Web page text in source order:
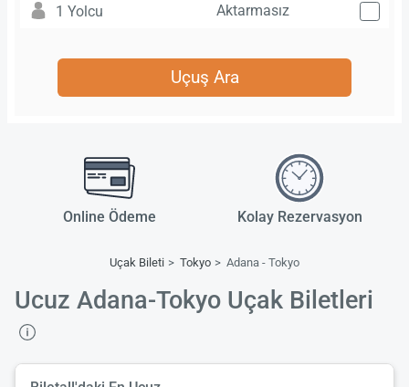
1 Yolcu Aktarmasız
Uçuş Ara
Online Ödeme Kolay Rezervasyon
Uçak Bileti Tokyo Adana - Tokyo
Ucuz Adana-Tokyo Uçak Biletleri